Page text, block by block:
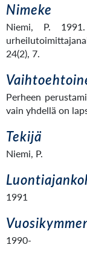
Nimeke
Niemi, P.
24(2), 7.
Perheen
vain yhdellä on
Tekijä
Niemi, P.
1991
1990-